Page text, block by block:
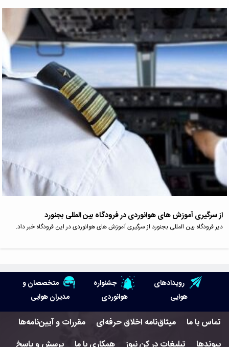
از سرگیری آموزش های هوانوردی در فرودگاه بین المللی بجنورد
دیر فرودگاه بین المللی بجنورد از سرگیری آموزش های هوانوردی در این فرودگاه خبر داد.
رویدادهای
هوایی
جشنواره
هوانوردی
متخصصان و
مدیران هوایی
تماس با ما میثاق‌نامه اخلاق حرفه‌ای
مقررات و آیین‌نامه‌ها